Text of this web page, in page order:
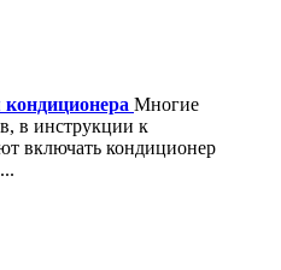
Многие
в инструкции к
включать кондиционер